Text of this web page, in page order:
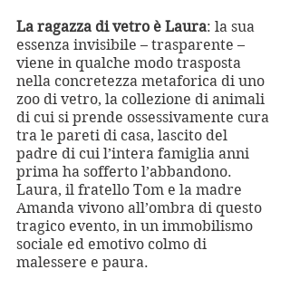
La ragazza di vetro è Laura: la sua
essenza invisibile – trasparente –
viene in qualche modo trasposta
nella concretezza metaforica di uno
zoo di vetro, la collezione di animali
di cui si prende ossessivamente cura
tra le pareti di casa, lascito del
padre di cui l’intera famiglia anni
prima ha sofferto l’abbandono.
Laura, il fratello Tom e la madre
Amanda vivono all’ombra di questo
tragico evento, in un immobilismo
sociale ed emotivo colmo di
malessere e paura.